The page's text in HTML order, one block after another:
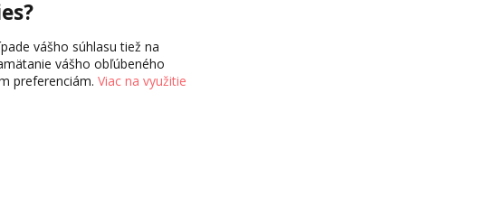
vášho súhlasu tiež na
vášho obľúbeného
preferenciám. Viac na využitie